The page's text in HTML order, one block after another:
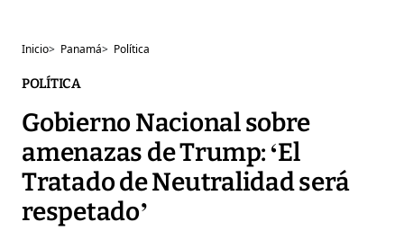
Inicio> Panamá> Política
POLÍTICA
Gobierno Nacional sobre
amenazas de Trump: ‘El
Tratado de Neutralidad será
respetado’